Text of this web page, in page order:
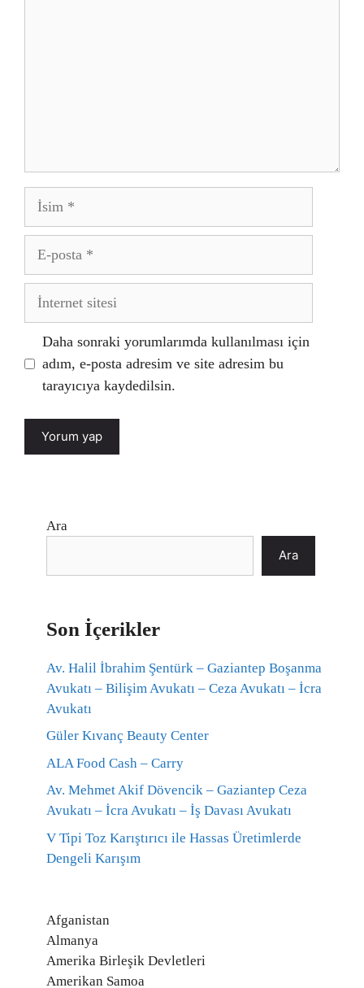
İsim
posta
İnternet
Daha sonraki yorumlarımda kullanılması için
adım, e-posta adresim ve site adresim bu
tarayıcıya kaydedilsin.
Ara
Ara
Son İçerikler
Av. Halil İbrahim Şentürk – Gaziantep Boşanma
Avukatı – Bilişim Avukatı – Ceza Avukatı – İcra
Avukatı
Güler Kıvanç Beauty Center
ALA Food Cash – Carry
Av. Mehmet Akif Dövencik – Gaziantep Ceza
Avukatı – İcra Avukatı – İş Davası Avukatı
V Tipi Toz Karıştırıcı ile Hassas Üretimlerde
Dengeli Karışım
Afganistan
Almanya
Amerika Birleşik Devletleri
Amerikan Samoa